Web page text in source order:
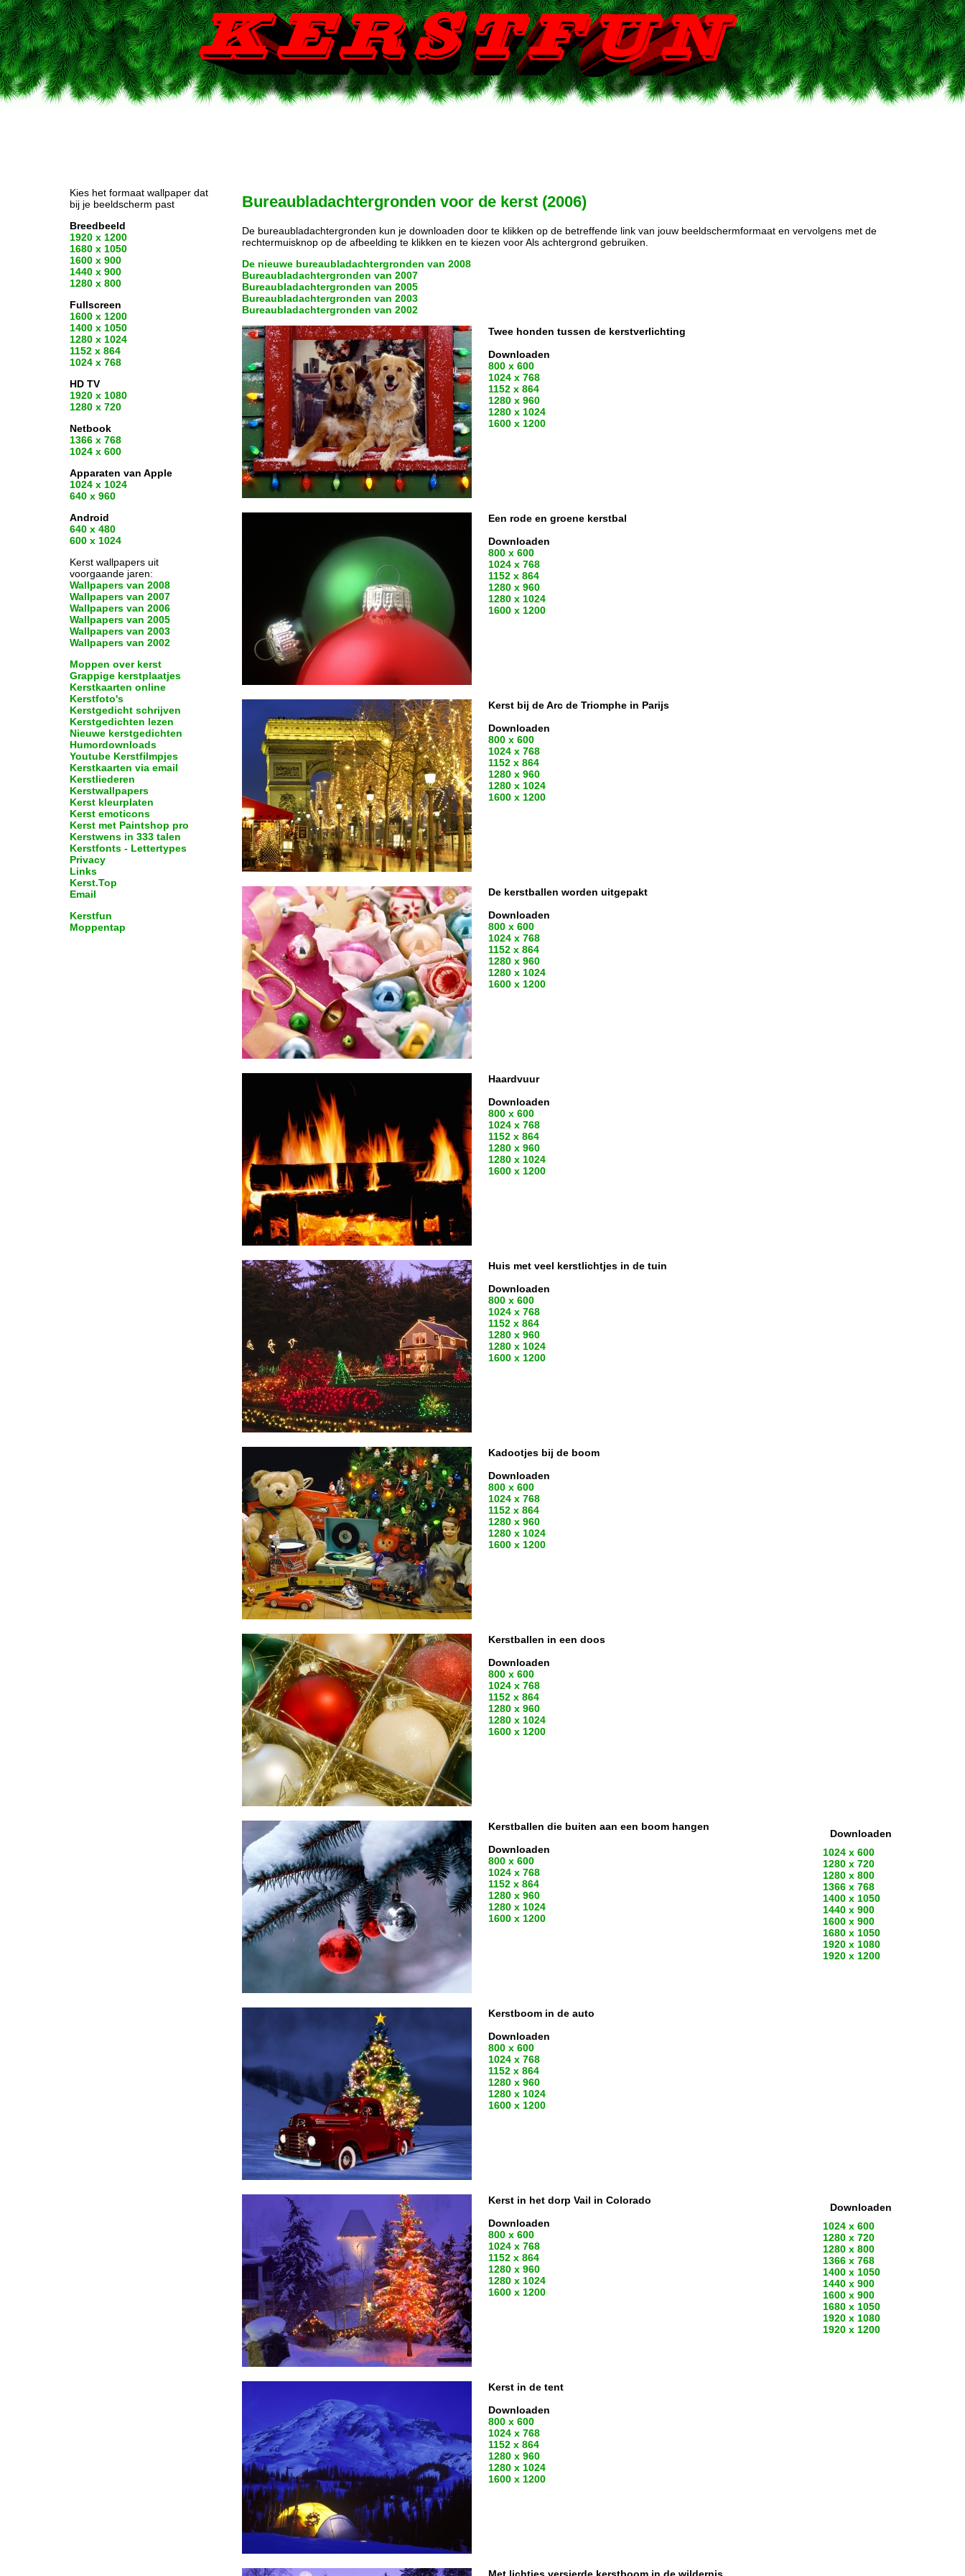
Kies het formaat wallpaper dat
bij je beeldscherm past
Breedbeeld
1920 x 1200
1680 x 1050
1600 x 900
1440 x 900
1280 x 800
Fullscreen
1600 x 1200
1400 x 1050
1280 x 1024
1152 x 864
1024 x 768
HD TV
1920 x 1080
1280 x 720
Netbook
1366 x 768
1024 x 600
Apparaten van Apple
1024 x 1024
640 x 960
Android
640 x 480
600 x 1024
Kerst wallpapers uit
voorgaande jaren:
Wallpapers van 2008
Wallpapers van 2007
Wallpapers van 2006
Wallpapers van 2005
Wallpapers van 2003
Wallpapers van 2002
Moppen over kerst
Grappige kerstplaatjes
Kerstkaarten online
Kerstfoto's
Kerstgedicht schrijven
Kerstgedichten lezen
Nieuwe kerstgedichten
Humordownloads
Youtube Kerstfilmpjes
Kerstkaarten via email
Kerstliederen
Kerstwallpapers
Kerst kleurplaten
Kerst emoticons
Kerst met Paintshop pro
Kerstwens in 333 talen
Kerstfonts - Lettertypes
Privacy
Links
Kerst.Top
Email
Kerstfun
Moppentap
Bureaubladachtergronden voor de kerst (2006)
De bureaubladachtergronden kun je downloaden door te klikken op de betreffende link van jouw beeldschermformaat en vervolgens met de
rechtermuisknop op de afbeelding te klikken en te kiezen voor Als achtergrond gebruiken.
De nieuwe bureaubladachtergronden van 2008
Bureaubladachtergronden van 2007
Bureaubladachtergronden van 2005
Bureaubladachtergronden van 2003
Bureaubladachtergronden van 2002
Twee honden tussen de kerstverlichting
Downloaden
800 x 600
1024 x 768
1152 x 864
1280 x 960
1280 x 1024
1600 x 1200
Een rode en groene kerstbal
Downloaden
800 x 600
1024 x 768
1152 x 864
1280 x 960
1280 x 1024
1600 x 1200
Kerst bij de Arc de Triomphe in Parijs
Downloaden
800 x 600
1024 x 768
1152 x 864
1280 x 960
1280 x 1024
1600 x 1200
De kerstballen worden uitgepakt
Downloaden
800 x 600
1024 x 768
1152 x 864
1280 x 960
1280 x 1024
1600 x 1200
Haardvuur
Downloaden
800 x 600
1024 x 768
1152 x 864
1280 x 960
1280 x 1024
1600 x 1200
Huis met veel kerstlichtjes in de tuin
Downloaden
800 x 600
1024 x 768
1152 x 864
1280 x 960
1280 x 1024
1600 x 1200
Kadootjes bij de boom
Downloaden
800 x 600
1024 x 768
1152 x 864
1280 x 960
1280 x 1024
1600 x 1200
Kerstballen in een doos
Downloaden
800 x 600
1024 x 768
1152 x 864
1280 x 960
1280 x 1024
1600 x 1200
Downloaden
1024 x 600
1280 x 720
1280 x 800
1366 x 768
1400 x 1050
1440 x 900
1600 x 900
1680 x 1050
1920 x 1080
1920 x 1200
Kerstballen die buiten aan een boom hangen
Downloaden
800 x 600
1024 x 768
1152 x 864
1280 x 960
1280 x 1024
1600 x 1200
Kerstboom in de auto
Downloaden
800 x 600
1024 x 768
1152 x 864
1280 x 960
1280 x 1024
1600 x 1200
Downloaden
1024 x 600
1280 x 720
1280 x 800
1366 x 768
1400 x 1050
1440 x 900
1600 x 900
1680 x 1050
1920 x 1080
1920 x 1200
Kerst in het dorp Vail in Colorado
Downloaden
800 x 600
1024 x 768
1152 x 864
1280 x 960
1280 x 1024
1600 x 1200
Kerst in de tent
Downloaden
800 x 600
1024 x 768
1152 x 864
1280 x 960
1280 x 1024
1600 x 1200
Met lichtjes versierde kerstboom in de wildernis